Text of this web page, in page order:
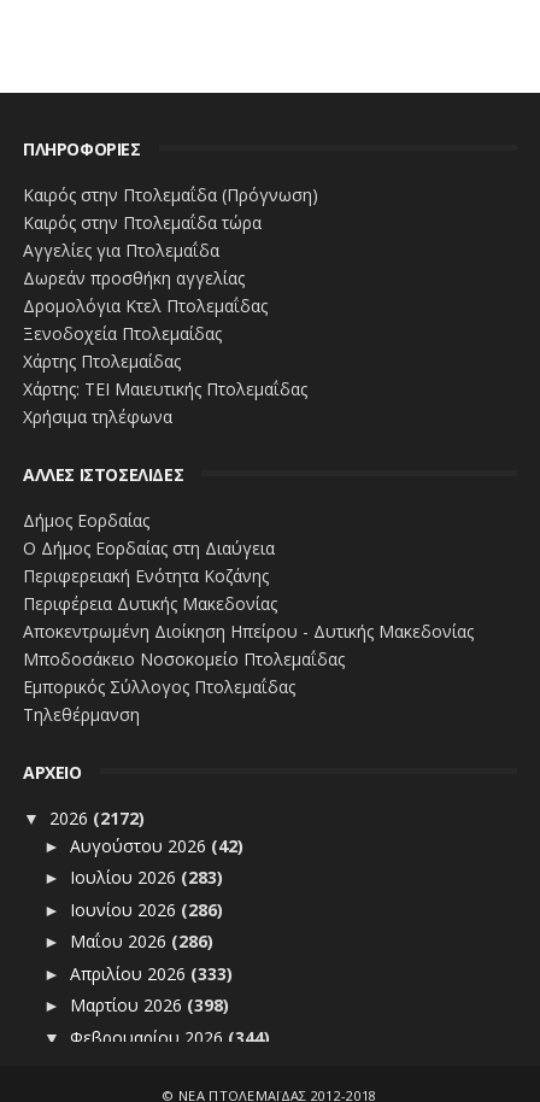
MyDEDDIEApp
μέσω της online δήλωσης βλάβης στην
ιστοσελίδαwww.deddie.gr
επικοινωνήστε με το Αστυνομικό Τμήμα
της περιοχής.
«Για την ταχεία αποκατάσταση τυχόν βλαβών από το
πέταγμα των χαρταετών, ο ΔΕΔΔΗΕ θα έχει αυξημένα
www.ertnews.gr
ΠΛΗΡΟΦΟΡΙΕΣ
Καιρός στην Πτολεμαΐδα (Πρόγνωση)
Καιρός στην Πτολεμαΐδα τώρα
Αγγελίες για Πτολεμαΐδα
Δωρεάν προσθήκη αγγελίας
Δρομολόγια Κτελ Πτολεμαΐδας
Ξενοδοχεία Πτολεμαίδας
Χάρτης Πτολεμαίδας
Χάρτης: ΤΕΙ Μαιευτικής Πτολεμαΐδας
Χρήσιμα τηλέφωνα
ΑΛΛΕΣ ΙΣΤΟΣΕΛΙΔΕΣ
Δήμος Εορδαίας
Ο Δήμος Εορδαίας στη Διαύγεια
Περιφερειακή Ενότητα Κοζάνης
Περιφέρεια Δυτικής Μακεδονίας
Αποκεντρωμένη Διοίκηση Ηπείρου - Δυτικής Μακεδονίας
Μποδοσάκειο Νοσοκομείο Πτολεμαΐδας
Εμπορικός Σύλλογος Πτολεμαΐδας
Τηλεθέρμανση
ΑΡΧΕΙΟ
▼ 2026 (2172)
► Αυγούστου 2026 (42)
► Ιουλίου 2026 (283)
► Ιουνίου 2026 (286)
► Μαΐου 2026 (286)
► Απριλίου 2026 (333)
► Μαρτίου 2026 (398)
▼ Φεβρουαρίου 2026 (344)
Τραγωδία Τεμπών: Πενήντα επτά κεράκια στην πλατεία...
© ΝΕΑ ΠΤΟΛΕΜΑΪΔΑΣ 2012-2018